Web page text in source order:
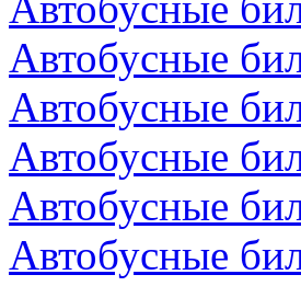
Автобусные
Автобусные
Автобусные
Автобусные
Автобусные